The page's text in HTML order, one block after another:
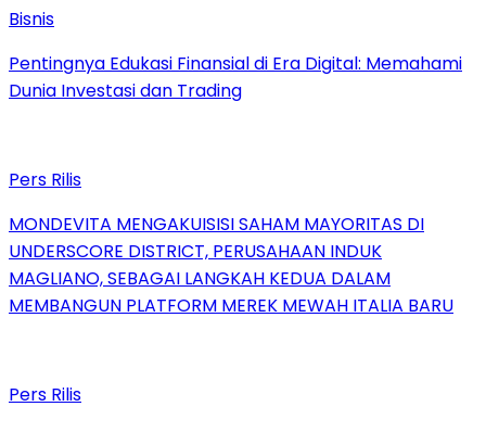
Bisnis
Pentingnya Edukasi Finansial di Era Digital: Memahami
Dunia Investasi dan Trading
Pers Rilis
MONDEVITA MENGAKUISISI SAHAM MAYORITAS DI
UNDERSCORE DISTRICT, PERUSAHAAN INDUK
MAGLIANO, SEBAGAI LANGKAH KEDUA DALAM
MEMBANGUN PLATFORM MEREK MEWAH ITALIA BARU
Pers Rilis